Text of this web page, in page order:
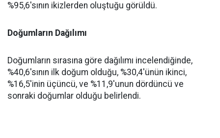
%95,6'sının ikizlerden oluştuğu görüldü.
Doğumların Dağılımı
Doğumların sırasına göre dağılımı incelendiğinde,
%40,6'sının ilk doğum olduğu, %30,4'ünün ikinci,
%16,5'inin üçüncü, ve %11,9'unun dördüncü ve
sonraki doğumlar olduğu belirlendi.